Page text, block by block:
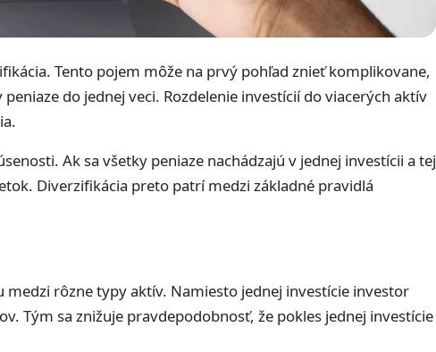
Tento pojem môže na prvý pohľad znieť komplikovane,
do jednej veci. Rozdelenie investícií do viacerých aktív
Ak sa všetky peniaze nachádzajú v jednej investícii a tej
Diverzifikácia preto patrí medzi základné pravidlá
rôzne typy aktív. Namiesto jednej investície investor
Tým sa znižuje pravdepodobnosť, že pokles jednej investície